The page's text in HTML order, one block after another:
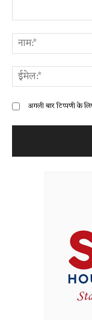
अगली बार टिप्पणी के